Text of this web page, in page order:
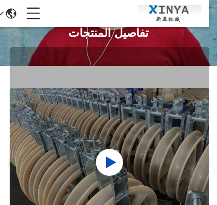
تفاصيل المنتجات